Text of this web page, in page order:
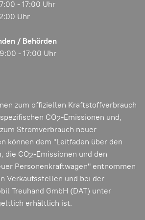
- 17:00 Uhr
Uhr
/ Behörden
- 17:00 Uhr
zum offiziellen Kraftstoffverbrauch
CO2-Emissionen und,
Stromverbrauch neuer
können dem "Leitfaden über den
die CO2-Emissionen und den
Personenkraftwagen" entnommen
Verkaufsstellen und bei der
Treuhand GmbH (DAT) unter
erhältlich ist.